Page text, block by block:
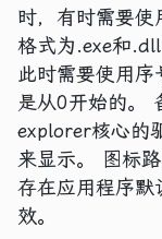
时，有时需要
格式为.exe和.dll
此时需要使用
是从0开始的。
explorer核心的
来显示。 图标
存在应用程序
效。